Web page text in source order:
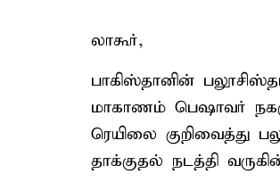
லாகூர்,
பாகிஸ்தானின்
மாகாணம் பெஷாவர்
ரெயிலை குறிவைத்து
தாக்குதல் நடத்தி